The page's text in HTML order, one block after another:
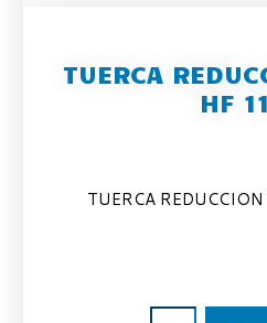
TUERCA
HF
TUERCA